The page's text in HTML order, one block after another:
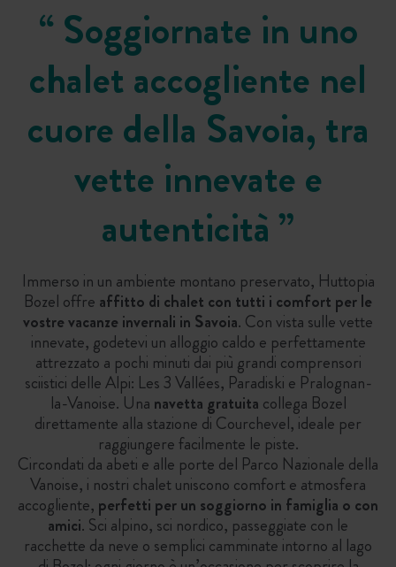
“Soggiornate in uno
chalet accogliente nel
cuore della Savoia, tra
vette innevate e
autenticità”
Immerso in un ambiente montano preservato, Huttopia
Bozel offre affitto di chalet con tutti i comfort per le
vostre vacanze invernali in Savoia. Con vista sulle vette
innevate, godetevi un alloggio caldo e perfettamente
attrezzato a pochi minuti dai più grandi comprensori
sciistici delle Alpi: Les 3 Vallées, Paradiski e Pralognan-
la-Vanoise. Una navetta gratuita collega Bozel
direttamente alla stazione di Courchevel, ideale per
raggiungere facilmente le piste.
Circondati da abeti e alle porte del Parco Nazionale della
Vanoise, i nostri chalet uniscono comfort e atmosfera
accogliente, perfetti per un soggiorno in famiglia o con
amici. Sci alpino, sci nordico, passeggiate con le
racchette da neve o semplici camminate intorno al lago